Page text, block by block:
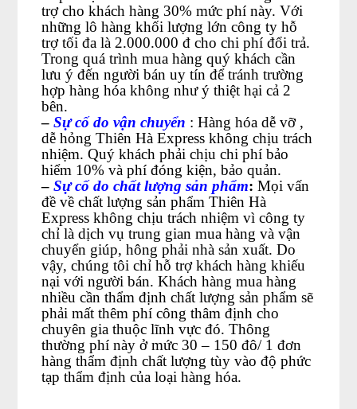
trợ cho khách hàng 30% mức phí này. Với
những lô hàng khối lượng lớn công ty hỗ
trợ tối đa là 2.000.000 đ cho chi phí đổi trả.
Trong quá trình mua hàng quý khách cần
lưu ý đến người bán uy tín để tránh trường
hợp hàng hóa không như ý thiệt hại cả 2
bên.
–Sự cố do vận chuyển : Hàng hóa dễ vỡ ,
dễ hỏng Thiên Hà Express không chịu trách
nhiệm. Quý khách phải chịu chi phí bảo
hiểm 10% và phí đóng kiện, bảo quản.
–Sự cố do chất lượng sản phẩm: Mọi vấn
đề về chất lượng sản phẩm Thiên Hà
Express không chịu trách nhiệm vì công ty
chỉ là dịch vụ trung gian mua hàng và vận
chuyển giúp, hông phải nhà sản xuất. Do
vậy, chúng tôi chỉ hỗ trợ khách hàng khiếu
nại với người bán. Khách hàng mua hàng
nhiều cần thẩm định chất lượng sản phẩm sẽ
phải mất thêm phí công thâm định cho
chuyên gia thuộc lĩnh vực đó. Thông
thường phí này ở mức 30 – 150 đô/ 1 đơn
hàng thẩm định chất lượng tùy vào độ phức
tạp thẩm định của loại hàng hóa.